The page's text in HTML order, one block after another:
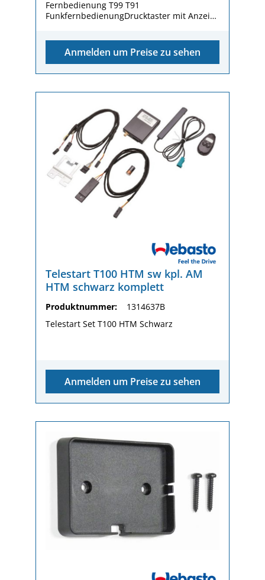
Fernbedienung T99 T91
FunkfernbedienungDrucktaster mit Anzeige
Anmelden um Preise zu sehen
Telestart T100 HTM sw kpl. AM
HTM schwarz komplett
Produktnummer:
1314637B
Telestart Set T100 HTM Schwarz
Anmelden um Preise zu sehen